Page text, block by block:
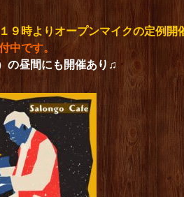
９時よりオープンマイクの定例開
中です。
の昼間にも開催あり♫